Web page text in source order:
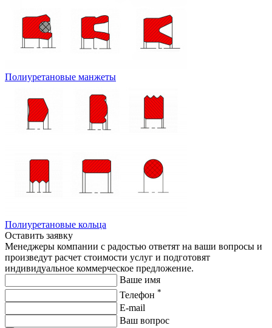
Полиуретановые манжеты
Полиуретановые кольца
Оставить заявку
Менеджеры компании с радостью ответят на ваши вопросы и
произведут расчет стоимости услуг и подготовят
индивидуальное коммерческое предложение.
Ваше имя
Телефон *
E-mail
Ваш вопрос